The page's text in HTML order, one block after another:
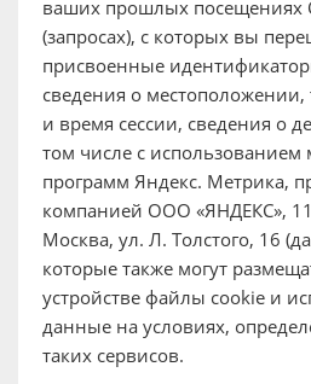
ваших прошлых посещениях
(запросах), с которых вы
присвоенные
сведения о местоположении,
и время сессии, сведения о
том числе с использованием
программ Яндекс. Метрика,
компанией ООО «ЯНДЕКС»,
Москва, ул. Л. Толстого, 16
которые также могут
устройстве файлы cookie и
данные на условиях,
таких сервисов.